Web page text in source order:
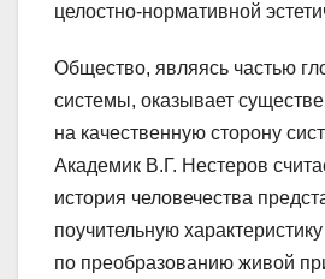
целостно-нормативной
Общество, являясь частью
системы, оказывает
на качественную сторону
Академик В.Г. Нестеров
история человечества
поучительную
по преобразованию живой